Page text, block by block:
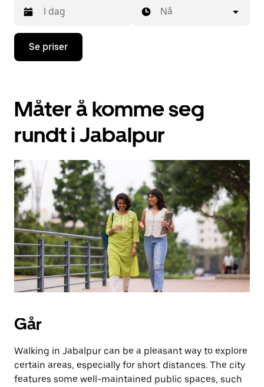
Trykk
piltast
åpne
kalenderen
velge
Trykk
på
Esc-
knappen
for
å
lukke
kalenderen.
Nå
Se priser
Måter å komme seg
rundt i Jabalpur
Går
Walking in Jabalpur can be a pleasant way to explore
certain areas, especially for short distances. The city
features some well-maintained public spaces, such